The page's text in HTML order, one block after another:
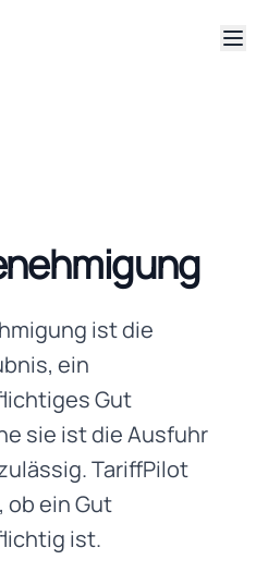
ist die
ein
Gut
sie ist die Ausfuhr
TariffPilot
ob ein Gut
ist.